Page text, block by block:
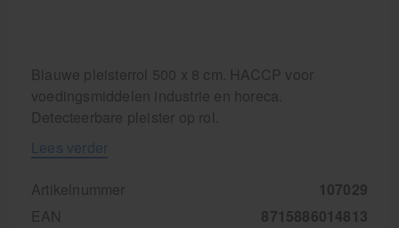
Blauwe pleisterrol 500 x 8 cm. HACCP voor
voedingsmiddelen industrie en horeca.
Detecteerbare pleister op rol.
Lees verder
Artikelnummer
107029
EAN
8715886014813